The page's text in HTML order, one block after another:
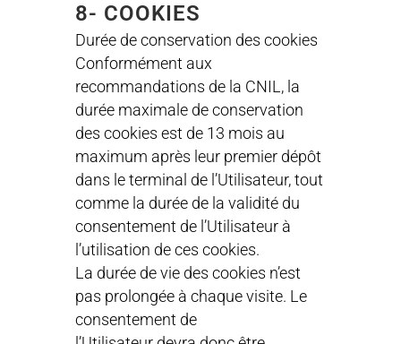
8- COOKIES
Durée de conservation des cookies
Conformément aux
recommandations de la CNIL, la
durée maximale de conservation
des cookies est de 13 mois au
maximum après leur premier dépôt
dans le terminal de l’Utilisateur, tout
comme la durée de la validité du
consentement de l’Utilisateur à
l’utilisation de ces cookies.
La durée de vie des cookies n’est
pas prolongée à chaque visite. Le
consentement de